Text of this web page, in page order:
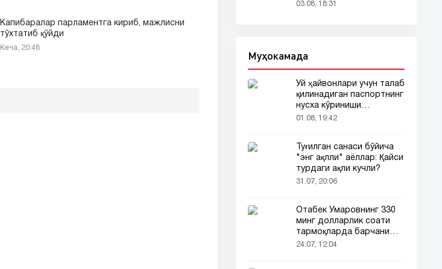
Капибаралар парламентга кириб, мажлисни
тўхтатиб қўйди
Кеча, 20:48
03.08, 18:31
Муҳокамада
Уй ҳайвонлари учун талаб
қилинадиган паспортнинг
нусха кўриниши
тармоқларда тарқалди
01.08, 19:42
Туғилган санаси бўйича
"энг ақлли" аёллар: Қайси
турдаги ақли кучли?
31.07, 20:06
Отабек Умаровнинг 330
минг долларлик соати
тармоқларда барчани
эътиборини тортди!
24.07, 12:04